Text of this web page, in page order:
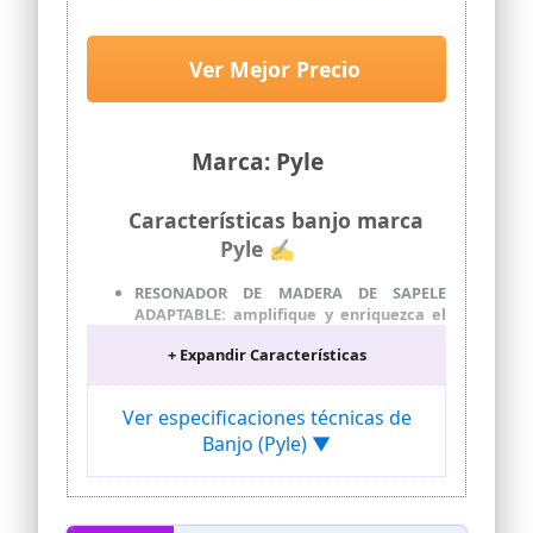
Afinador engranado
Marca: Pyle
Ver Mejor Precio
Características banjo marca
Pyle ✍
RESONADOR DE MADERA DE SAPELE
ADAPTABLE: amplifique y enriquezca el
resonador de madera de Sapele. El
para aumentar la resonancia y la
proyección, mejora la acústica del
instrumento para lograr un tono más
JUEGO COMPLETO DE BANJO DE 9 PIEZAS:
+ Expandir Características
Ver especificaciones técnicas de
Banjo (Pyle) ▼